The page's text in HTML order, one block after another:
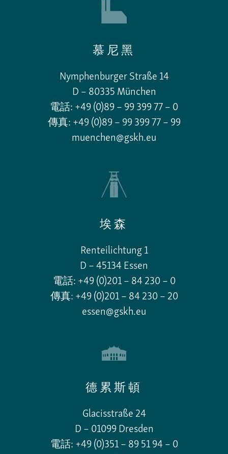
慕尼黑
Nymphenburger Straße 14
D – 80335 München
電話: +49 (0)89 – 99 399 77 – 0
傳真: +49 (0)89 – 99 399 77 – 99
muenchen@gskh.eu
埃森
Renteilichtung 1
D – 45134 Essen
電話: +49 (0)201 – 84 230 – 0
傳真: +49 (0)201 – 84 230 – 20
essen@gskh.eu
德累斯頓
Glacisstraße 24
D – 01099 Dresden
電話: +49 (0)351 – 89 51 94 – 0